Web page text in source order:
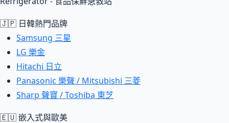
🇯🇵 日韓熱門品牌
Samsung 三星
LG 樂金
Hitachi 日立
Panasonic 樂聲 / Mitsubishi 三菱
Sharp 聲寶 / Toshiba 東芝
🇪🇺 嵌入式與歐美